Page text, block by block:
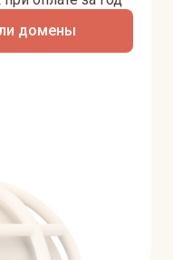
домены